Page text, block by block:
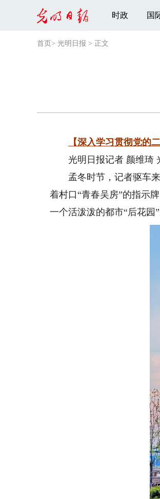
时政 国
首页 > 光明日报 > 正文
【深入学习贯彻党的
光明日报记者 颜维琦
孟冬时节，记者驱车来
着村口“青春吴房”的指示
一个活泼泼的都市“后花园